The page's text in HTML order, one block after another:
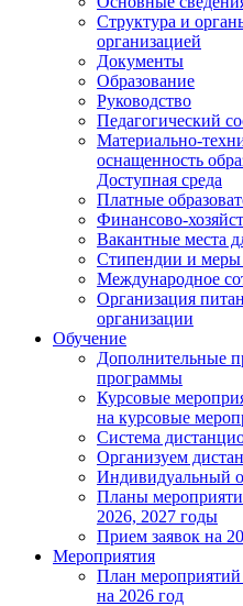
Структура и
организацией
Документы
Образование
Руководство
Педагогический
Материально-
оснащенность
Доступная среда
Платные
Финансово-
Вакантные места
Стипендии и
Международное
Организация
организации
Обучение
Дополнительные
программы
Курсовые
на курсовые
Система
Организуем
Индивидуальный
Планы
2026, 2027 годы
Прием заявок на
Мероприятия
План
на 2026 год